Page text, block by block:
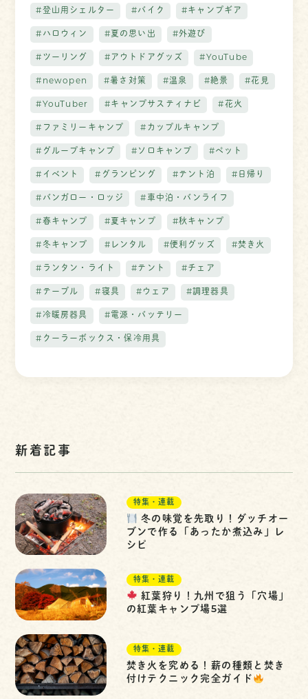
#登山用シェルター #バイク #キャンプギア
#ハロウィン #夏の思い出 #外遊び
#ツーリング #アウトドアグッズ #YouTube
#newopen #暑さ対策 #温泉 #絶景 #花見
#YouTuber #キャンプサスティナビ #花火
#ファミリーキャンプ #カップルキャンプ
#グループキャンプ #ソロキャンプ #ペット
#イベント #グランピング #テント泊 #日帰り
#バンガロー・ロッジ #車中泊・バンライフ
#春キャンプ #夏キャンプ #秋キャンプ
#冬キャンプ #レンタル #便利グッズ #焚き火
#ランタン・ライト #テント #チェア
#テーブル #寝具 #ウェア #調理器具
#冷暖房器具 #電源・バッテリー
#クーラーボックス・保冷用具
新着記事
特集・連載
冬の味覚を先取り！ダッチオー
ブンで作る「あったか煮込み」レ
シピ
特集・連載
紅葉狩り！九州で狙う「穴場」
の紅葉キャンプ場5選
特集・連載
焚き火を究める！薪の種類と焚き
付けテクニック完全ガイド